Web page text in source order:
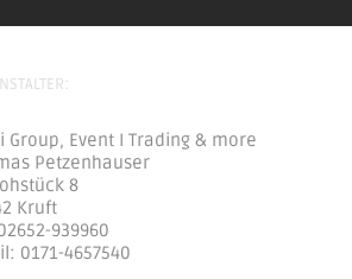
Group, Event I Trading & more
Petzenhauser
8
Kruft
939960
0171-4657540